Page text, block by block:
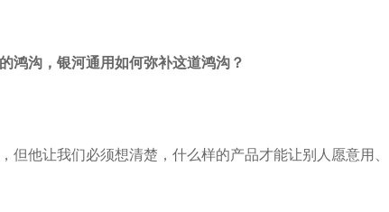
鸿沟，银河通用如何弥补这道鸿沟？
他让我们必须想清楚，什么样的产品才能让别人愿意用、